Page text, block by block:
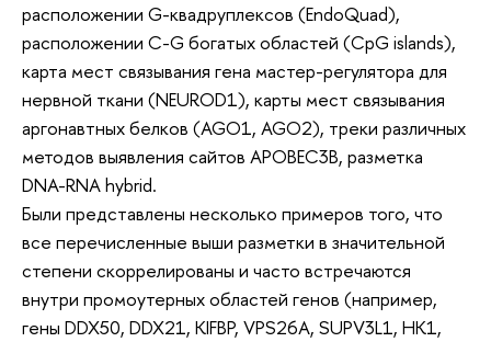
расположении G-квадруплексов (EndoQuad),
расположении C-G богатых областей (CpG islands),
карта мест связывания гена мастер-регулятора для
нервной ткани (NEUROD1), карты мест связывания
аргонавтных белков (AGO1, AGO2), треки различных
методов выявления сайтов APOBEC3B, разметка
DNA-RNA hybrid.
Были представлены несколько примеров того, что
все перечисленные выши разметки в значительной
степени скоррелированы и часто встречаются
внутри промоутерных областей генов (например,
гены DDX50, DDX21, KIFBP, VPS26A, SUPV3L1, HK1,